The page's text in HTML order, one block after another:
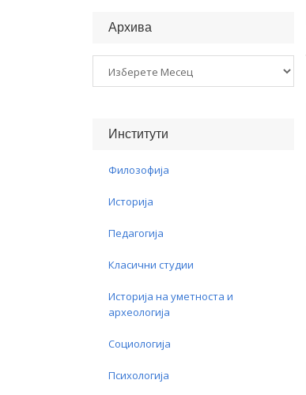
Архива
Институти
Филозофија
Историја
Педагогија
Класични студии
Историја на уметноста и
археологија
Социологија
Психологија